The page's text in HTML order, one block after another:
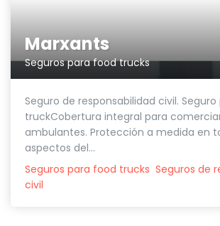
Marxants
Seguros para food trucks
Seguro de responsabilidad civil.
truckCobertura integral para
ambulantes. Protección a medida en
aspectos del...
Seguros para food trucks Seguros de
civil